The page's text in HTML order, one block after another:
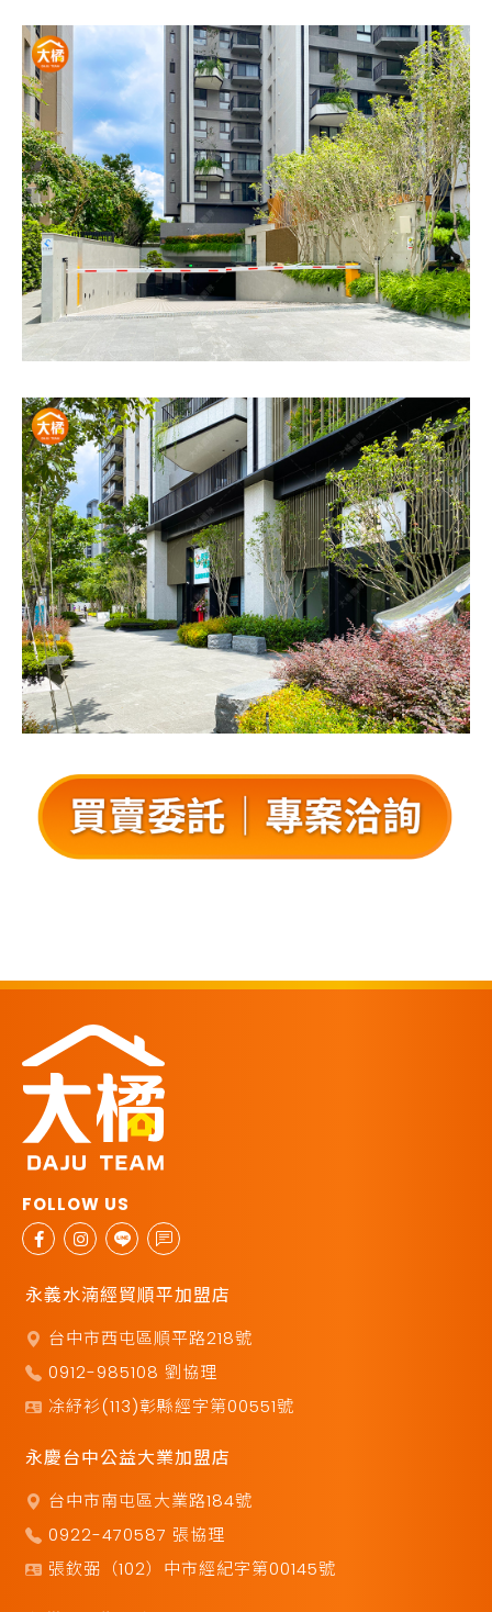
永義水湳經貿順平加盟店
台中市西屯區順平路218號
0912-985108 劉協理
凃紓衫(113)彰縣經字第00551號
永慶台中公益大業加盟店
台中市南屯區大業路184號
0922-470587 張協理
張欽弼（102）中市經紀字第00145號